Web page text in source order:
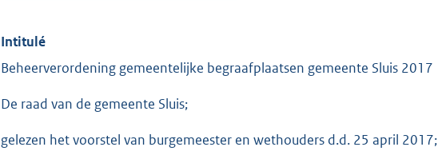
Intitulé
Beheerverordening gemeentelijke begraafplaatsen gemeente Sluis 2017
De raad van de gemeente Sluis;
gelezen het voorstel van burgemeester en wethouders d.d. 25 april 2017;